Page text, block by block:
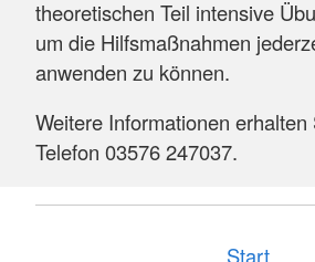
theoretischen Teil intensive
um die Hilfsmaßnahmen
anwenden zu können.
Weitere Informationen erhalten
Telefon 03576 247037.
Start